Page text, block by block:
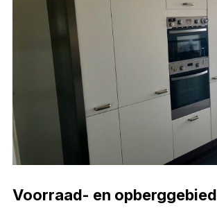
Voorraad- en opberggebied